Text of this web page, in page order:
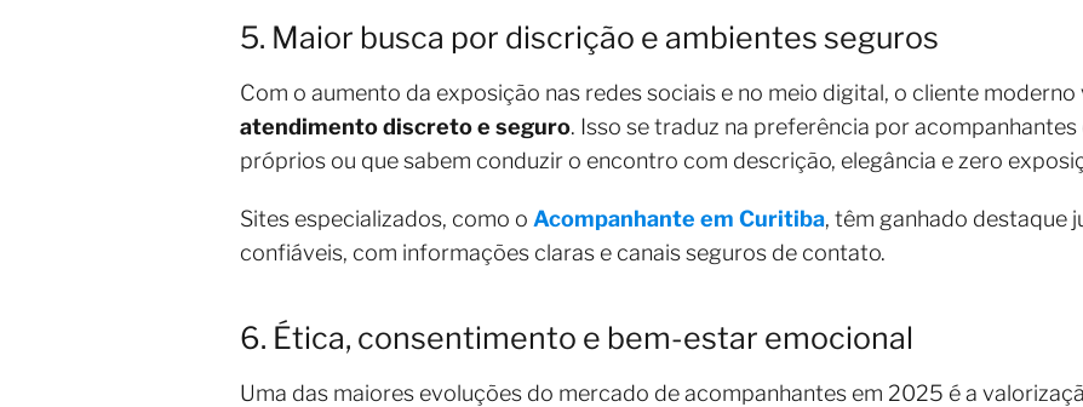
5. Maior busca por discrição e ambientes seguros
Com o aumento da exposição nas redes sociais e no meio digital, o cliente moderno
atendimento discreto e seguro. Isso se traduz na preferência por
próprios ou que sabem conduzir o encontro com descrição, elegância e zero
Sites especializados, como o Acompanhante em Curitiba, têm ganhado destaque
confiáveis, com informações claras e canais seguros de contato.
6. Ética, consentimento e bem-estar emocional
Uma das maiores evoluções do mercado de acompanhantes em 2025 é a